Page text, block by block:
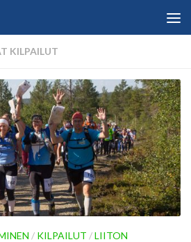
KILPAILUT
/ KILPAILUT /LIITON